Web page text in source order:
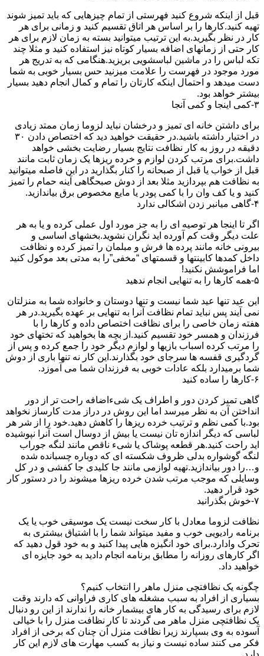
قبل از اینکه شروع کنید فهرستی از تمام چیزهایی که باید تمیز شوند
تهیه کنید.کارها را بر اساس هر اتاق تقسیم کنید و زمانی برای هر
کار در نظر بگیرید.به این ترتیب میتوانید بسته به زمان لازم برای هر
کار حتی از زمانهای اضافه بسیار کوتاه نیز استفاده کنید و مثلا چند
تکه لباس را در ماشین لباسشویی بریزید.هنگامی که به تدریج هر
مورد موجود در فهرست را علامت میزنید حس بسیار خوبی به شما
دست میدهد و احتمال اینکه کارتان را تمام و کمال انجام دهید بسیار
بیشتر خواهد بود.
۳-کمی اینجا و کمی آنجا
برای داشتن خانه ای تمیز و درخشان نباید لزوما زمان ممتد زیادی
در اختیار داشته باشید.در حقیقت خواهید دید که اختصاص دادن ۳۰
دقیقه در روز به کار نظافت نتایج بسیار رضایت بخشی خواهد
داشت.برای مرتب کردن لوازم و خرده ریزها یک زمان ثابت مانند
قبل از خواب یا قبل از صبحانه را کنار بگذارید در این فاصله میتوانید
به نظافت هم بپردازید مثلا بعد از دوش صبحگاهی آینه حمام را تمیز
کنید و یا کف وان را با کمی پودر یا مایع مخصوص برق بیاندازید.
۴-گاهی میانبر زدن اشکالی ندارد
اگر تا اینجا هر توصیه ای را به جز مورد اول عملی کرده و یا به هر
علت دیگر وقت کم آورده اید نگران نشوید.بخشهای اساسی و
بیرونی خانه مانند پرده ها فرش و مبلمان را تمیز کرده و نظافت
داخل کمدها کابینتها و قسمتهای “مخفی”را به مدتی بعد موکول کنید
اما فراموشش نکنید!
۵-همه کارها را به تنهایی انجام ندهید
این عید تنها عید شما نیست و تنها دوستان و خانواده شما به منزلتان
نمی آیند پس نباید تمام نظافت آنرا به تنهایی بر عهده بگیرید.در هر
هفته زمان خاصی را برای نظافت اختصاص داده و کارها را با
فرزندان و همسر خود تقسیم کنید.از بچه ها بخواهید که تختهای خود
را مرتب کرده اسباب بازیها و لوازم دیگر خود را جمع کرده و پس از
گردگیری قفسه ها سرجای خود بگذارند.این کار نه تنها باری از دوش
شما برمیدارد بلکه عادات خوبی به فرزندان شما می آموزد.
۶-کارها را ساده کنید
گاهی تمیز کردن دور و اطراف یک شیءاضافه راحت تر از دور
انداختن آن به نظر میرسد اما این روش در دراز مدت کارساز نخواهد
بود.با کمی نظم و ترتیب خرده ریزها را کاهش دهید.خود را از شر هر
لباسی که دیگر اندازه تان نیست یا بیش از دوسال است آنرا نپوشیده
اید راحت کنید.هر قطعه پوشاک یا شیء ناقص مانند لنگه جوراب
لنگه گوشواره بدلی ظروف شکسته ای که دوباره چسبانده شده
و…را دور بیاندازید.تهیه لوازمی مانند جا کلیدی جا کفشی و در کل
وسایلی که موجب مرتب شدن خرده ریزها میشوند را در دستور کار
خود قرار دهید.
۷-خوش بگذرانید
نظافت لزوما معادل با کار سخت نیست یک موسیقی خوب یا یک
برنامه رادیویی خوب و مفید میتواند شما را با اشتیاق بیشتری به
تحرک وادارد.برای خود انگیزه هایی پیدا کنید و به خود قول دهید که
اگر کارهای روزانه را مطابق برنامه انجام دادید به خود جایزه ای
خواهید داد.
چگونه یک نظافتچی منزل ماهر را انتخاب کنیم؟
بسیاری از افراد به سبب مشغله های کاری فراوانی که دارند وقت
لازم برای رسیدگی به کار های بیشمار خانه را ندارند از این رو دنبال
یک نظافتچی منزل ماهر می گردند تا کار نظافت منزل را با خیالی
آسوده به وی بسپارند زیرا نظافت منزل آن چنان که برخی از افراد
فکر می کنند ساده نیست و نیاز به کسب مهارت های لازم این کار
دارد.